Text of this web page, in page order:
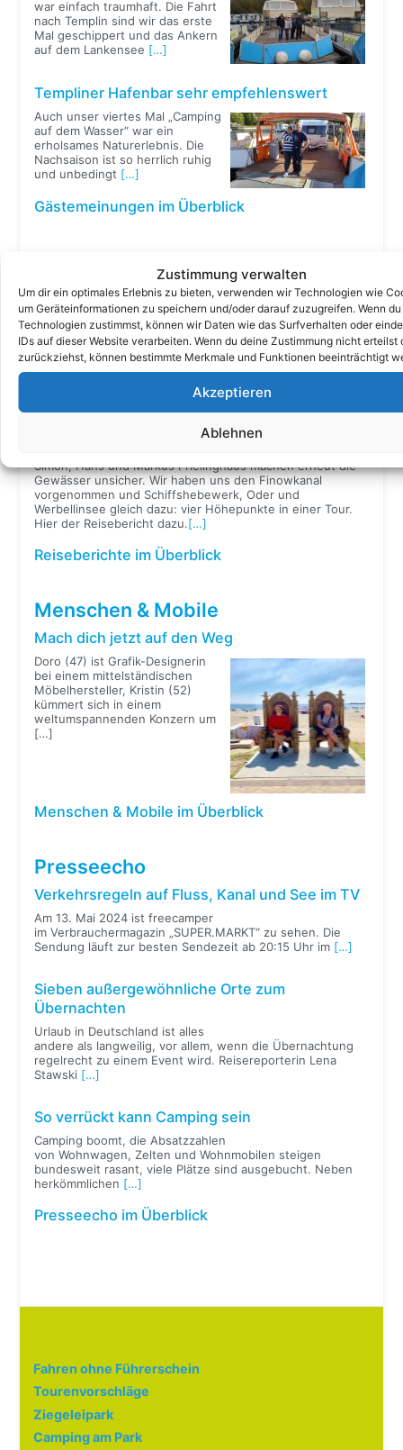
Zustimmung verwalten
Um dir ein optimales Erlebnis zu bieten, verwenden wir Technologien wie
um Geräteinformationen zu speichern und/oder darauf zuzugreifen. Wenn
Technologien zustimmst, können wir Daten wie das Surfverhalten oder
IDs auf dieser Website verarbeiten. Wenn du deine Zustimmung nicht erteilst
zurückziehst, können bestimmte Merkmale und Funktionen beeinträchtigt
Akzeptieren
Ablehnen
war einfach traumhaft. Die Fahrt
nach Templin sind wir das erste
Mal geschippert und das Ankern
auf dem Lankensee […]
Templiner Hafenbar sehr empfehlenswert
Auch unser viertes Mal „Camping
auf dem Wasser“ war ein
erholsames Naturerlebnis. Die
Nachsaison ist so herrlich ruhig
und unbedingt […]
Gästemeinungen im Überblick
Wir lieben das Leben als freecamper
Im ersten Teil unserer
diesjährigen Reise haben wir den
historischen Finowkanal mit
seinen noch handbetriebenen
Schleusen komplett durchfahren,
Vier Höhepunkte in einer Tour
Simon, Hans und Markus Frielinghaus machen erneut die
Gewässer unsicher. Wir haben uns den Finowkanal
vorgenommen und Schiffshebewerk, Oder und
Werbellinsee gleich dazu: vier Höhepunkte in einer Tour.
Hier der Reisebericht dazu.[…]
Reiseberichte im Überblick
Menschen & Mobile
Mach dich jetzt auf den Weg
Doro (47) ist Grafik-Designerin
bei einem mittelständischen
Möbelhersteller, Kristin (52)
kümmert sich in einem
weltumspannenden Konzern um
[…]
Menschen & Mobile im Überblick
Presseecho
Verkehrsregeln auf Fluss, Kanal und See im TV
Am 13. Mai 2024 ist freecamper
im Verbrauchermagazin „SUPER.MARKT“ zu sehen. Die
Sendung läuft zur besten Sendezeit ab 20:15 Uhr im […]
Sieben außergewöhnliche Orte zum
Übernachten
Urlaub in Deutschland ist alles
andere als langweilig, vor allem, wenn die Übernachtung
regelrecht zu einem Event wird. Reisereporterin Lena
Stawski […]
So verrückt kann Camping sein
Camping boomt, die Absatzzahlen
von Wohnwagen, Zelten und Wohnmobilen steigen
bundesweit rasant, viele Plätze sind ausgebucht. Neben
herkömmlichen […]
Presseecho im Überblick
Fahren ohne Führerschein
Tourenvorschläge
Ziegeleipark
Camping am Park